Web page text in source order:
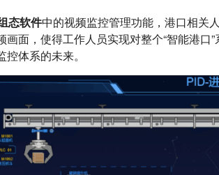
态软件中的视频监控管理功能，港口相关
画面，使得工作人员实现对整个“智能港
体系的未来。